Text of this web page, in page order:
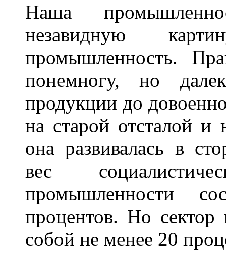
Наша
незавидную
промышленность.
понемногу, но
продукции до
на старой отсталой и
она развивалась в
вес
промышленности
процентов. Но сектор
собой не менее 20